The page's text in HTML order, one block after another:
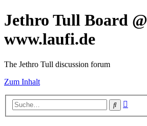
Jethro Tull Board @
www.laufi.de
The Jethro Tull discussion forum
Zum Inhalt
Suche